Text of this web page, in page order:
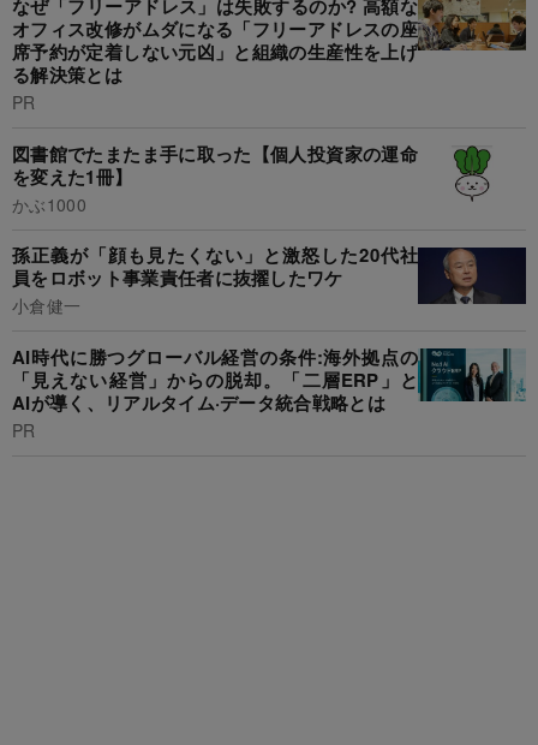
なぜ「フリーアドレス」は失敗するのか? 高額な
オフィス改修がムダになる「フリーアドレスの座
席予約が定着しない元凶」と組織の生産性を上げ
る解決策とは
PR
図書館でたまたま手に取った【個人投資家の運命
を変えた1冊】
かぶ1000
孫正義が「顔も見たくない」と激怒した20代社
員をロボット事業責任者に抜擢したワケ
小倉健一
AI時代に勝つグローバル経営の条件:海外拠点の
「見えない経営」からの脱却。「二層ERP」と
AIが導く、リアルタイム·データ統合戦略とは
PR